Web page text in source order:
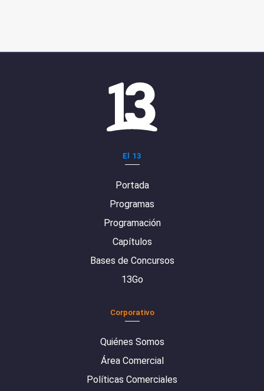
El 13
Portada
Programas
Programación
Capítulos
Bases de Concursos
13Go
Corporativo
Quiénes Somos
Área Comercial
Políticas Comerciales